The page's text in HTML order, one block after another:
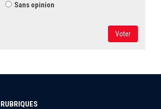
Sans opinion
Voter
RUBRIQUES